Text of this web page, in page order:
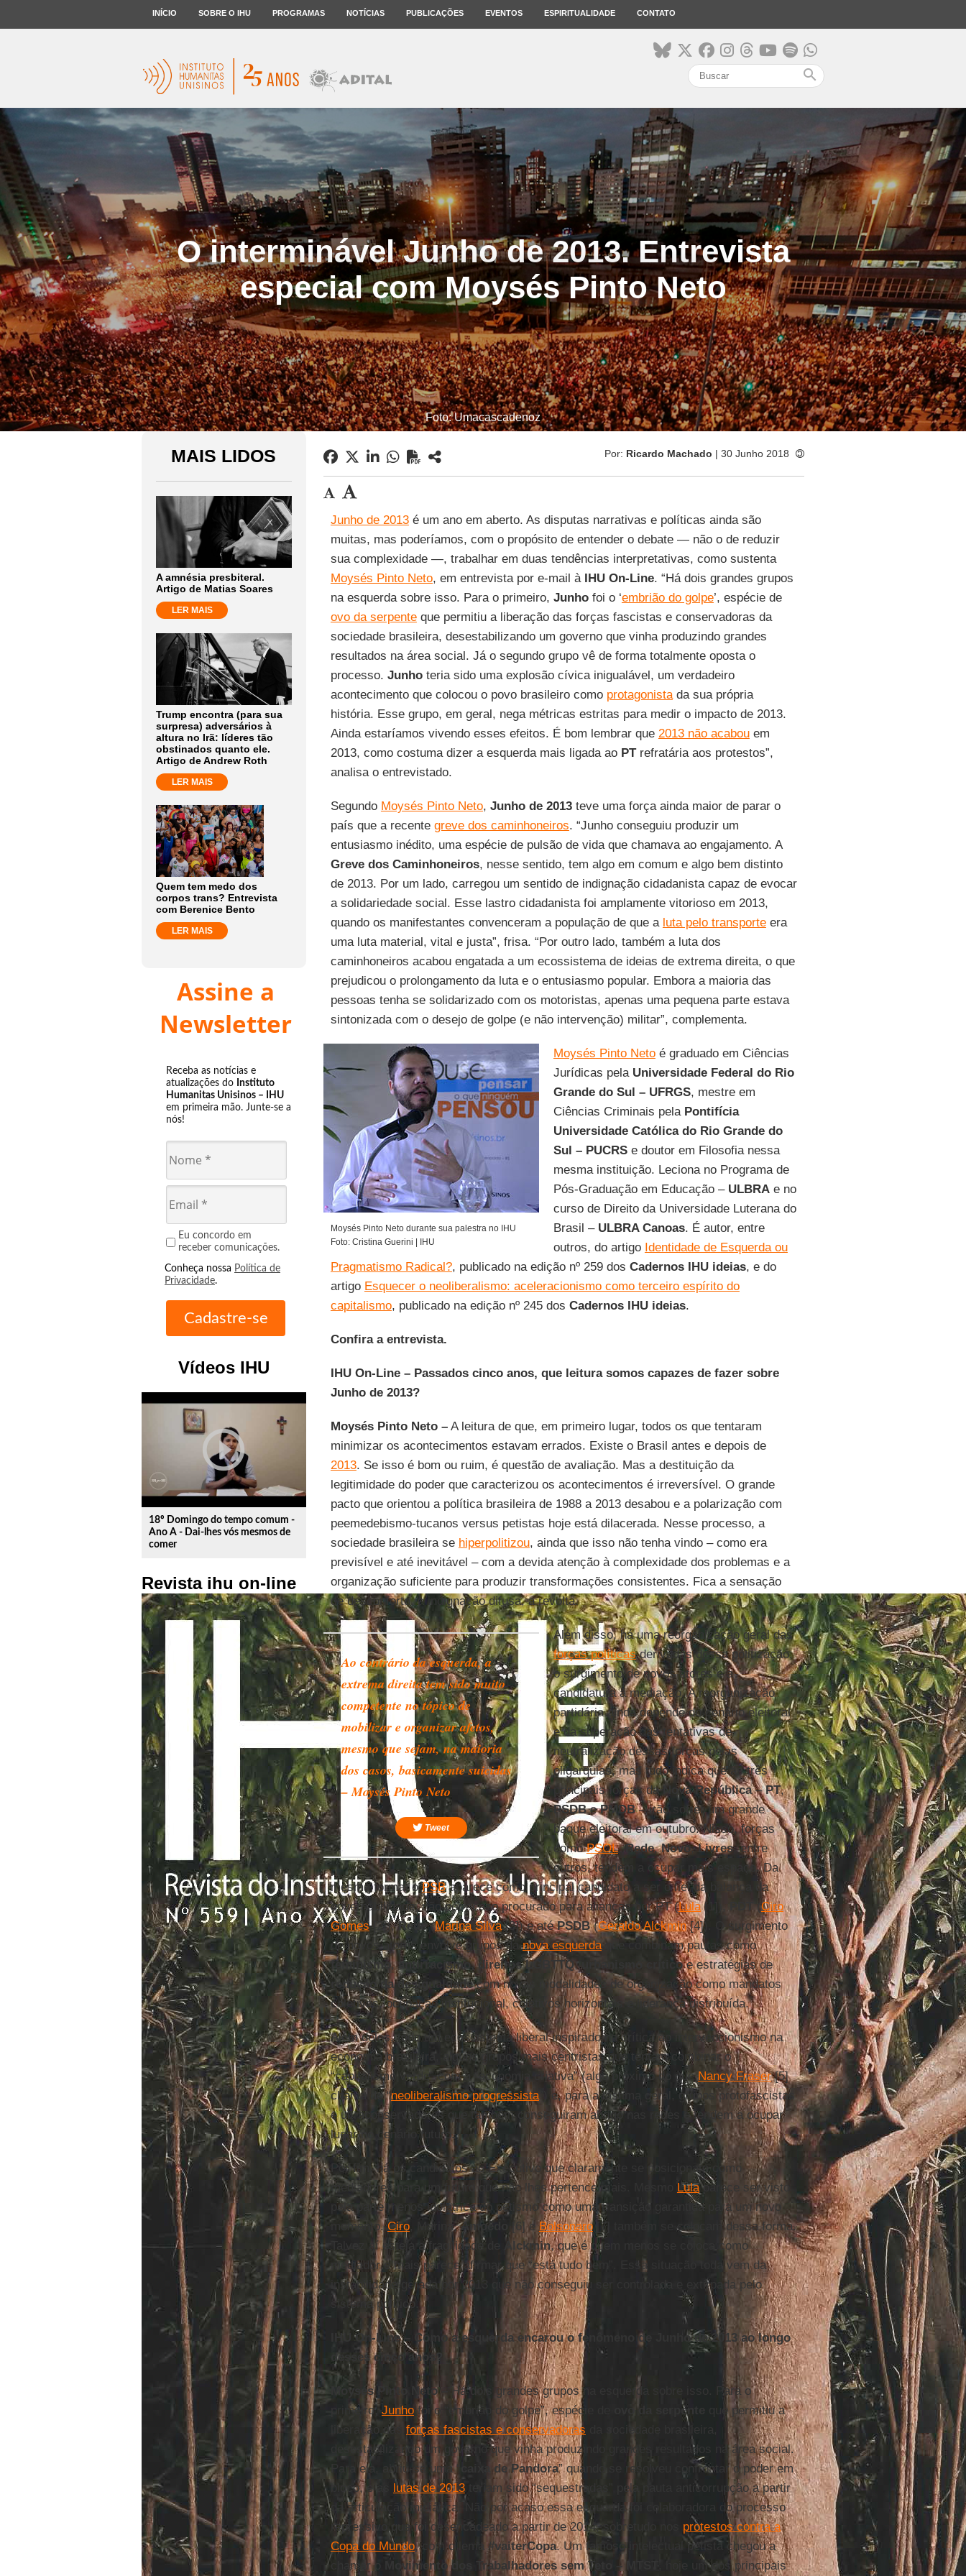
INÍCIO SOBRE O IHU PROGRAMAS NOTÍCIAS PUBLICAÇÕES EVENTOS ESPIRITUALIDADE CONTATO
search
O interminável Junho de 2013. Entrevista
especial com Moysés Pinto Neto
Foto: Umacascadenoz
MAIS LIDOS
A amnésia presbiteral.
Artigo de Matias Soares
LER MAIS
Trump encontra (para sua
surpresa) adversários à
altura no Irã: líderes tão
obstinados quanto ele.
Artigo de Andrew Roth
LER MAIS
Quem tem medo dos
corpos trans? Entrevista
com Berenice Bento
LER MAIS
Assine a
Newsletter
Receba as notícias e
atualizações do Instituto
Humanitas Unisinos – IHU
em primeira mão. Junte-se a
nós!
Eu concordo em
receber comunicações.
Conheça nossa Política de
Privacidade.
Vídeos IHU
play_circle_outline
18º Domingo do tempo comum -
Ano A - Dai-lhes vós mesmos de
comer
Revista ihu on-line
Por: Ricardo Machado | 30 Junho 2018
Junho de 2013é um ano em aberto. As disputas narrativas e políticas ainda são
muitas, mas poderíamos, com o propósito de entender o debate — não o de reduzir
sua complexidade —, trabalhar em duas tendências interpretativas, como sustenta
Moysés Pinto Neto, em entrevista por e-mail à IHU On-Line. “Há dois grandes grupos
na esquerda sobre isso. Para o primeiro, Junhofoi o ‘embrião do golpe’, espécie de
ovo da serpenteque permitiu a liberação das forças fascistas e conservadoras da
sociedade brasileira, desestabilizando um governo que vinha produzindo grandes
resultados na área social. Já o segundo grupo vê de forma totalmente oposta o
processo. Junhoteria sido uma explosão cívica inigualável, um verdadeiro
acontecimento que colocou o povo brasileiro como protagonistada sua própria
história. Esse grupo, em geral, nega métricas estritas para medir o impacto de 2013.
Ainda estaríamos vivendo esses efeitos. É bom lembrar que 2013 não acabouem
2013, como costuma dizer a esquerda mais ligada ao PTrefratária aos protestos”,
analisa o entrevistado.
Segundo Moysés Pinto Neto, Junho de 2013teve uma força ainda maior de parar o
país que a recente greve dos caminhoneiros. “Junho conseguiu produzir um
entusiasmo inédito, uma espécie de pulsão de vida que chamava ao engajamento. A
Greve dos Caminhoneiros, nesse sentido, tem algo em comum e algo bem distinto
de 2013. Por um lado, carregou um sentido de indignação cidadanista capaz de evocar
a solidariedade social. Esse lastro cidadanista foi amplamente vitorioso em 2013,
quando os manifestantes convenceram a população de que a luta pelo transporteera
uma luta material, vital e justa”, frisa. “Por outro lado, também a luta dos
caminhoneiros acabou engatada a um ecossistema de ideias de extrema direita, o que
prejudicou o prolongamento da luta e o entusiasmo popular. Embora a maioria das
pessoas tenha se solidarizado com os motoristas, apenas uma pequena parte estava
sintonizada com o desejo de golpe (e não intervenção) militar”, complementa.
Moysés Pinto Neto durante sua palestra no IHU
Foto: Cristina Guerini | IHU
Moysés Pinto Netoé graduado em Ciências
Jurídicas pela Universidade Federal do Rio
Grande do Sul – UFRGS, mestre em
Ciências Criminais pela Pontifícia
Universidade Católica do Rio Grande do
Sul – PUCRSe doutor em Filosofia nessa
mesma instituição. Leciona no Programa de
Pós-Graduação em Educação – ULBRAe no
curso de Direito da Universidade Luterana do
Brasil – ULBRA Canoas. É autor, entre
outros, do artigo Identidade de Esquerda ou
Pragmatismo Radical?, publicado na edição nº 259 dos Cadernos IHU ideias, e do
artigo Esquecer o neoliberalismo: aceleracionismo como terceiro espírito do
capitalismo, publicado na edição nº 245 dos Cadernos IHU ideias.
Confira a entrevista.
IHU On-Line – Passados cinco anos, que leitura somos capazes de fazer sobre
Junho de 2013?
Moysés Pinto Neto –A leitura de que, em primeiro lugar, todos os que tentaram
minimizar os acontecimentos estavam errados. Existe o Brasil antes e depois de
2013. Se isso é bom ou ruim, é questão de avaliação. Mas a destituição da
legitimidade do poder que caracterizou os acontecimentos é irreversível. O grande
pacto que orientou a política brasileira de 1988 a 2013 desabou e a polarização com
peemedebismo-tucanos versus petistas hoje está dilacerada. Nesse processo, a
sociedade brasileira se hiperpolitizou, ainda que isso não tenha vindo – como era
previsível e até inevitável – com a devida atenção à complexidade dos problemas e a
organização suficiente para produzir transformações consistentes. Fica a sensação
de desconforto, a indignação difusa, a revolta.
Ao contrário da esquerda, a
extrema direita tem sido muito
competente no tópico de
mobilizar e organizar afetos,
mesmo que sejam, na maioria
dos casos, basicamente suicidas
– Moysés Pinto Neto
Tweet
Além disso, há uma reorganização geral das
forças políticasderivadas dessa politização,
o surgimento de novos atores e a
candidatura à mediação. A reorganização
partidária ainda depende do cenário eleitoral
e da superação das tentativas de
neutralização dessas forças pelas
oligarquias, mas tudo indica que as três
principais forças da Nova República–PT,
PSDBePMDB– irão sofrer um grande
baque eleitoral em outubro. Nisso, forças
comoPSOL,Rede,Novo,Livres, entre
outros, tendem a ocupar mais espaço. Da
mesma forma, oPSBaparece como principal candidato a ser o fiel da balança da
governabilidade, não por acaso procurado para alianças por PT (Lula[1]), PDT(Ciro
Gomes[2]),Rede(Marina Silva[3]) e atéPSDB(Geraldo Alckmin[4]). O surgimento
de novos atores envolve grupos danova esquerdaque combinam pautas como
feminismo,antirracismo,direitos LGBTTQ,urbanismo críticoe estratégias de
redução da desigualdadecom novas modalidades de organização como mandatos
coletivos, ocupação institucional, coletivos horizontais e liderança distribuída.
Além deles, todo um ecossistema liberal inspirado na crítica ao intervencionismo na
economia brasileira, alguns grupos mais centristas que tentam combinar o
“capitalismo verde” com a “economia criativa” (algo próximo do queNancy Fraser[5]
chama de “neoliberalismo progressista”) e, para a lástima geral, grupos protofascistas
e ultraconservadores que também conseguiram abrigo nas redes e tendem a ocupar
lugar no cenário futuro.
Por fim, há os candidatos ao Executivo que claramente se posicionam como
mediadores para um futuro que não lhes pertence mais. Mesmo Lulaparece ser visto
pela parte menos idolátrica do petismo como uma transição garantida para um novo
momento.Ciro, Marina,Amoêdo [6] eBolsonaro[7] também se colocam dessa forma.
Talvez aí esteja a fragilidade de
Alckmin, que é quem menos se coloca como
mediador e mais parece afirmar que “está tudo bem”. Essa situação toda vem da
instabilidade gerada por 2013 que não conseguiu ser controlada e extirpada pelo
sistema político.
IHU On-Line – Como a esquerda encarou o fenômeno de Junho de 2013 ao longo
desses cinco anos?
Moysés Pinto Neto –
Há dois grandes grupos na esquerda sobre isso. Para o
primeiro,Junhofoi o “embrião do golpe”, espécie de ovo da serpente
que permitiu a
liberação das forças fascistas e conservadoras da sociedade brasileira,
desestabilizando um governo que vinha produzindo grandes resultados na área social.
Para ela, abriu-se uma “
caixa de Pandora” quando se resolveu confrontar o poder em
bloco, e as lutas de 2013teriam sido “sequestradas” pela pauta anticorrupção a partir
da articulação midiática. Não por acaso essa esquerda foi colaboradora do processo
repressivo que foi desencadeado a partir de 2014, sobretudo nos protestos contra a
Copa do Mundo, com o lema #vaiterCopa. Um famoso intelectual petista chegou a
chamar o
Movimento dos Trabalhadores sem Teto – MTST , hoje um dos principais